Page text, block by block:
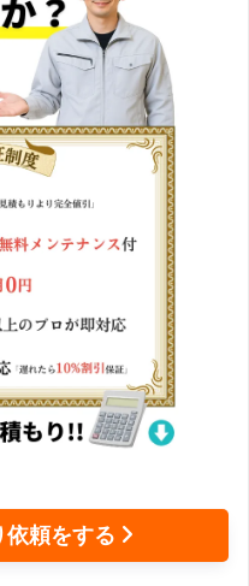
依頼をする